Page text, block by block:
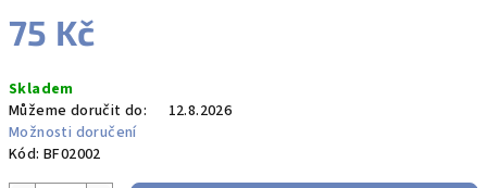
75 Kč
cena:
Skladem
Můžeme doručit do:
12.8.2026
Možnosti doručení
Kód: BF02002